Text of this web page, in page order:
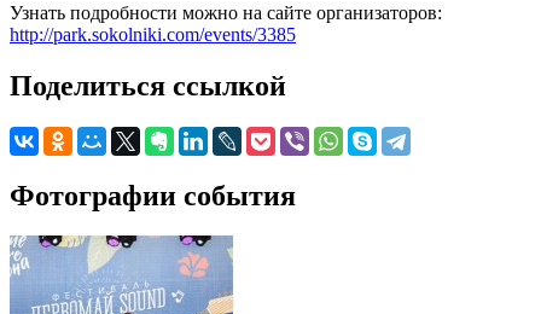
Узнать подробности можно на сайте организаторов:
http://park.sokolniki.com/events/3385
Поделиться ссылкой
Фотографии события